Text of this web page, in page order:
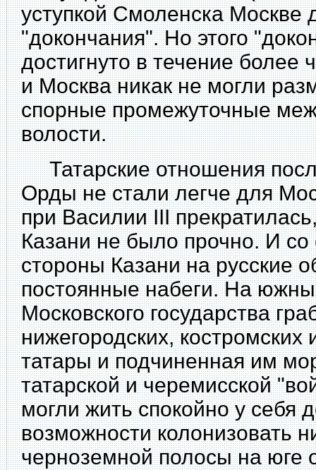
уступкой Смоленска Москве
"докончания". Но этого
достигнуто в течение более
и Москва никак не могли
спорные промежуточные
волости.
Татарские отношения
Орды не стали легче для
при Василии III
Казани не было прочно. И
стороны Казани на русские
постоянные набеги. На
Московского государства
нижегородских, костромских
татары и подчиненная им
татарской и черемисской
могли жить спокойно у себя
возможности колонизовать
черноземной полосы на юге